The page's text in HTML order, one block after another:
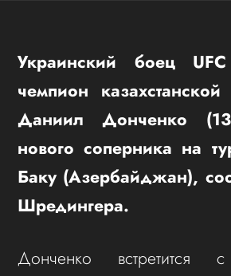
Украинский боец
чемпион
Даниил Донченко
нового соперника на
Баку (Азербайджан),
Шредингера.
Донченко встретится